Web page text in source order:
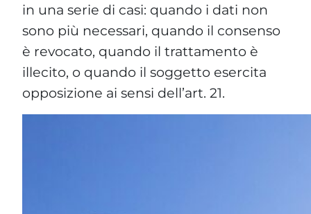
in una serie di casi: quando i dati non
sono più necessari, quando il consenso
è revocato, quando il trattamento è
illecito, o quando il soggetto esercita
opposizione ai sensi dell’art. 21.